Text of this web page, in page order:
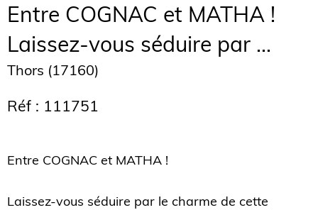
Entre COGNAC et MATHA !
Laissez-vous séduire par ...
Thors (17160)
Réf : 111751
Entre COGNAC et MATHA !
Laissez-vous séduire par le charme de cette